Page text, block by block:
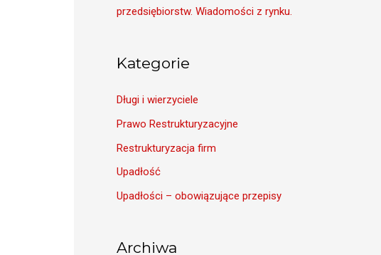
przedsiębiorstw. Wiadomości z rynku.
Kategorie
Długi i wierzyciele
Prawo Restrukturyzacyjne
Restrukturyzacja firm
Upadłość
Upadłości – obowiązujące przepisy
Archiwa